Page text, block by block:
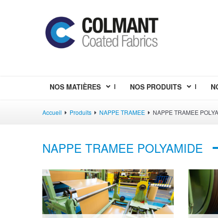
NOS MATIÈRES NOS PRODUITS
Accueil Produits NAPPE TRAMEE NAPPE TRAMEE
NAPPE TRAMEE POLYAMIDE